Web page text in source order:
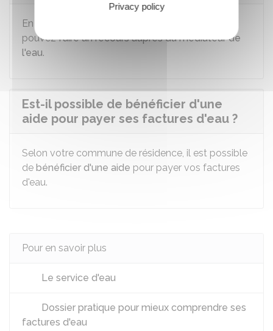
En cas de litige avec votre service d'eau, vous
pouvezfaire un recours auprès du médiateur de
l'eau.
Est-il possible de bénéficier d'une
aide pour payer ses factures d'eau ?
Selon votre commune de résidence, il est possible
de bénéficier d'une aide pour payer vos factures
d'eau.
Pour en savoir plus
Le service d'eau
Dossier pratique pour mieux comprendre ses
factures d'eau
Privacy policy